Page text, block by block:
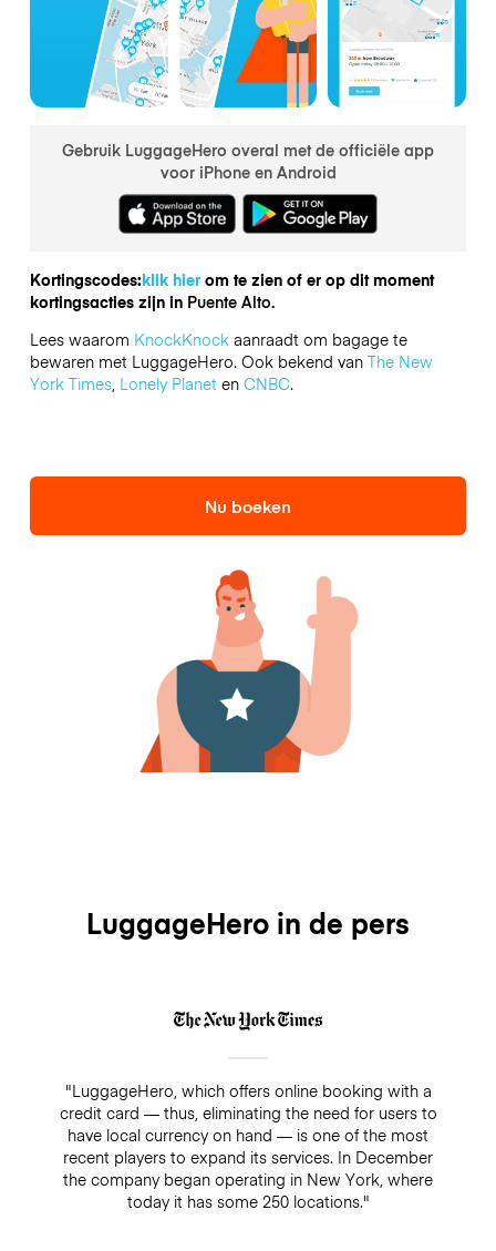
Gebruik LuggageHero overal met de officiële app
voor iPhone en Android
Kortingscodes:klik hierom te zien of er op dit moment
kortingsacties zijn in Puente Alto.
Lees waarom KnockKnockaanraadt om bagage te
bewaren met LuggageHero. Ook bekend van The New
York Times, Lonely Planeten CNBC.
Nu boeken
LuggageHero in de pers
"LuggageHero, which offers online booking with a
credit card — thus, eliminating the need for users to
have local currency on hand — is one of the most
recent players to expand its services. In December
the company began operating in New York, where
today it has some 250 locations."